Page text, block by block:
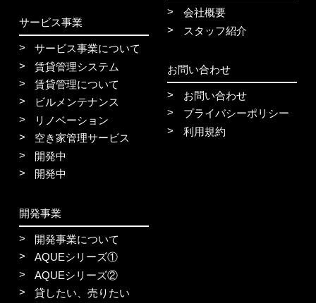
サービス事業
サービス事業について
賃貸管理システム
賃貸管理について
ビルメンテナンス
リノベーション
空き家管理サービス
開発中
開発中
開発事業
開発事業について
AQUEシリーズ①
AQUEシリーズ②
貸したい、売りたい
会社概要
スタッフ紹介
お問い合わせ
お問い合わせ
プライバシーポリシー
利用規約